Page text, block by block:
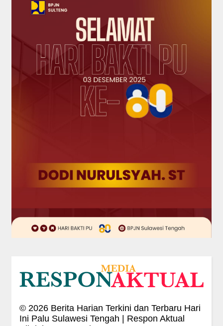
© 2026Berita Harian Terkini dan Terbaru Hari
Ini Palu Sulawesi Tengah | Respon Aktual